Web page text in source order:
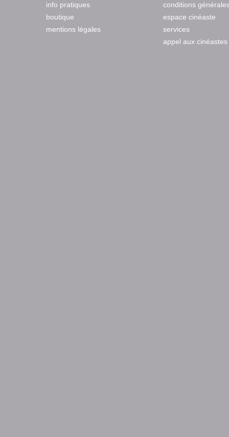
info pratiques
boutique
mentions légales
conditions
espace cinéaste
services
appel aux cinéastes